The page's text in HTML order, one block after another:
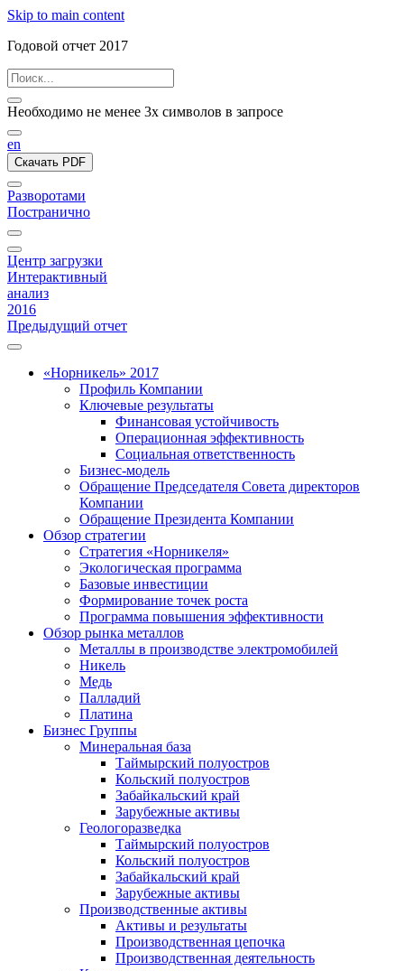
Skip to main content
Годовой отчет 2017
Необходимо не менее 3х символов в запросе
en
Скачать PDF
Разворотами
Постранично
Центр загрузки
Интерактивный
анализ
2016
Предыдущий отчет
«Норникель» 2017
Профиль Компании
Ключевые результаты
Финансовая устойчивость
Операционная эффективность
Социальная ответственность
Бизнес-модель
Обращение Председателя Совета директоров
Компании
Обращение Президента Компании
Обзор стратегии
Стратегия «Норникеля»
Экологическая программа
Базовые инвестиции
Формирование точек роста
Программа повышения эффективности
Обзор рынка металлов
Металлы в производстве электромобилей
Никель
Медь
Палладий
Платина
Бизнес Группы
Минеральная база
Таймырский полуостров
Кольский полуостров
Забайкальский край
Зарубежные активы
Геологоразведка
Таймырский полуостров
Кольский полуостров
Забайкальский край
Зарубежные активы
Производственные активы
Активы и результаты
Производственная цепочка
Производственная деятельность